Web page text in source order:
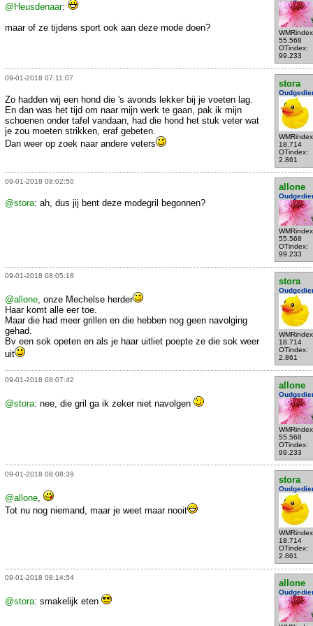
55.568
OTindex:
99.233
@Heusdenaar:
maar of ze tijdens sport ook aan deze mode doen?
09-01-2018 07:11:07
stora
18.714
OTindex:
2.861
Zo hadden wij een hond die 's avonds lekker bij je voeten lag.
En dan was het tijd om naar mijn werk te gaan, pak ik mijn
schoenen onder tafel vandaan, had die hond het stuk veter wat
je zou moeten strikken, eraf gebeten.
Dan weer op zoek naar andere veters
09-01-2018 08:02:50
allone
55.568
OTindex:
99.233
@stora: ah, dus jij bent deze modegril begonnen?
09-01-2018 08:05:18
stora
18.714
OTindex:
2.861
@allone, onze Mechelse herder
Haar komt alle eer toe.
Maar die had meer grillen en die hebben nog geen navolging
gehad.
Bv een sok opeten en als je haar uitliet poepte ze die sok weer
uit
09-01-2018 08:07:42
allone
55.568
OTindex:
99.233
@stora: nee, die gril ga ik zeker niet navolgen
09-01-2018 08:08:39
stora
18.714
OTindex:
2.861
@allone,
Tot nu nog niemand, maar je weet maar nooit
09-01-2018 08:14:54
allone
@stora: smakelijk eten